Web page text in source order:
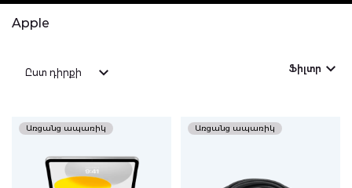
Սմարթֆոններ
Աքսեսուարներ
Պատյաններ
Apple
Ֆիլտր
Ըստ դիրքի
Առցանց ապառիկ Առցանց ապառիկ